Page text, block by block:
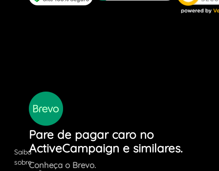
Pare de pagar caro no
ActiveCampaign e similares.
Conheça o Brevo.